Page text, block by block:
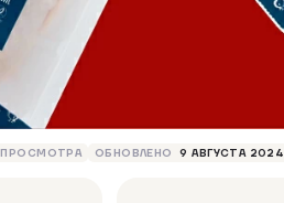
ПРОСМОТРА ОБНОВЛЕНО 9 АВГУСТА 2024